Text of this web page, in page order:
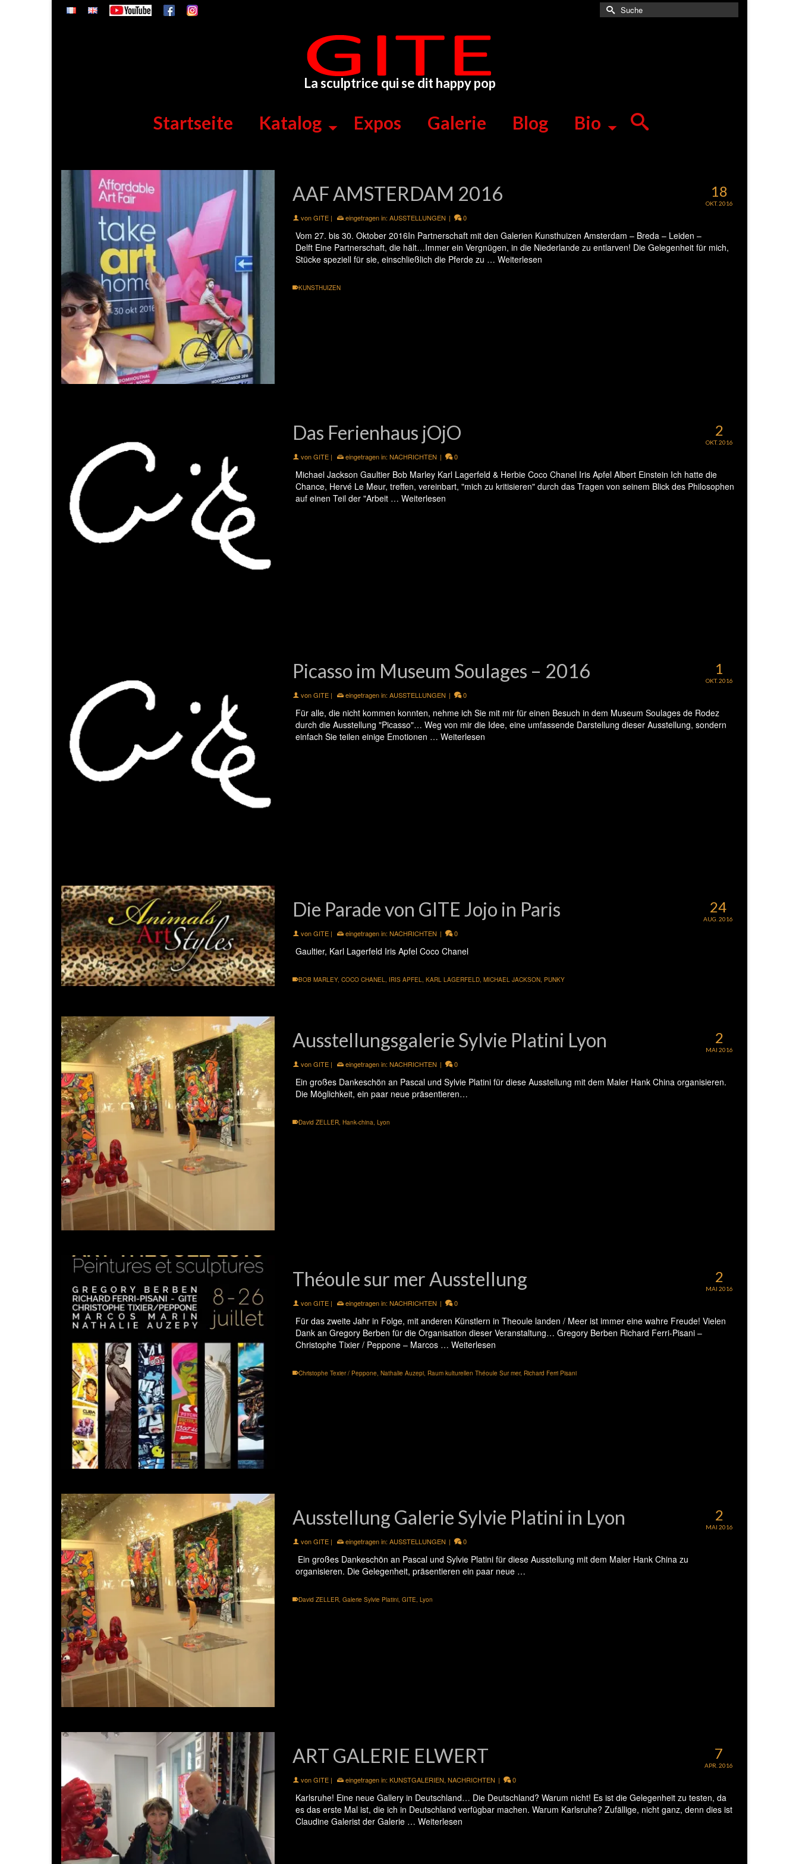
Suche
nach:
La sculptrice qui se dit happy pop
Startseite Katalog Expos Galerie Blog Bio
18
OKT. 2016
AAF AMSTERDAM 2016
vonGITE | eingetragen in:AUSSTELLUNGEN | 0
Vom 27. bis 30. Oktober 2016In Partnerschaft mit den Galerien Kunsthuizen Amsterdam – Breda – Leiden –
Delft Eine Partnerschaft, die hält…Immer ein Vergnügen, in die Niederlande zu entlarven! Die Gelegenheit für mich,
Stücke speziell für sie, einschließlich die Pferde zu …Weiterlesen
KUNSTHUIZEN
2
OKT. 2016
Das Ferienhaus jOjO
vonGITE | eingetragen in:NACHRICHTEN | 0
Michael Jackson Gaultier Bob Marley Karl Lagerfeld & Herbie Coco Chanel Iris Apfel Albert Einstein Ich hatte die
Chance, Hervé Le Meur, treffen, vereinbart, "mich zu kritisieren" durch das Tragen von seinem Blick des Philosophen
auf einen Teil der "Arbeit …Weiterlesen
1
OKT. 2016
Picasso im Museum Soulages – 2016
vonGITE | eingetragen in:AUSSTELLUNGEN | 0
Für alle, die nicht kommen konnten, nehme ich Sie mit mir für einen Besuch in dem Museum Soulages de Rodez
durch die Ausstellung "Picasso"… Weg von mir die Idee, eine umfassende Darstellung dieser Ausstellung, sondern
einfach Sie teilen einige Emotionen …Weiterlesen
24
AUG. 2016
Die Parade von GITE Jojo in Paris
vonGITE | eingetragen in:NACHRICHTEN | 0
Gaultier, Karl Lagerfeld Iris Apfel Coco Chanel
BOB MARLEY,COCO CHANEL, IRIS APFEL,KARL LAGERFELD,MICHAEL JACKSON, PUNKY
2
MAI 2016
Ausstellungsgalerie Sylvie Platini Lyon
vonGITE | eingetragen in:NACHRICHTEN | 0
Ein großes Dankeschön an Pascal und Sylvie Platini für diese Ausstellung mit dem Maler Hank China organisieren.
Die Möglichkeit, ein paar neue präsentieren…
David ZELLER,Hank-china,Lyon
2
MAI 2016
Théoule sur mer Ausstellung
vonGITE | eingetragen in:NACHRICHTEN | 0
Für das zweite Jahr in Folge, mit anderen Künstlern in Theoule landen / Meer ist immer eine wahre Freude! Vielen
Dank an Gregory Berben für die Organisation dieser Veranstaltung… Gregory Berben Richard Ferri-Pisani –
Christophe Tixier / Peppone – Marcos …Weiterlesen
Christophe Texier / Peppone ,Nathalie Auzepi Raum kulturellen Théoule Sur mer, Richard Ferri Pisani
2
MAI 2016
Ausstellung Galerie Sylvie Platini in Lyon
vonGITE | eingetragen in:AUSSTELLUNGEN | 0
Ein großes Dankeschön an Pascal und Sylvie Platini für diese Ausstellung mit dem Maler Hank China zu
organisieren. Die Gelegenheit, präsentieren ein paar neue …
David ZELLER,Galerie Sylvie Platini,GITE,Lyon
7
APR. 2016
ART GALERIE ELWERT
vonGITE | eingetragen in:KUNSTGALERIEN,NACHRICHTEN | 0
Karlsruhe! Eine neue Gallery in Deutschland… Die Deutschland? Warum nicht! Es ist die Gelegenheit zu testen, da
es das erste Mal ist, die ich in Deutschland verfügbar machen. Warum Karlsruhe? Zufällige, nicht ganz, denn dies ist
Claudine Galerist der Galerie …Weiterlesen